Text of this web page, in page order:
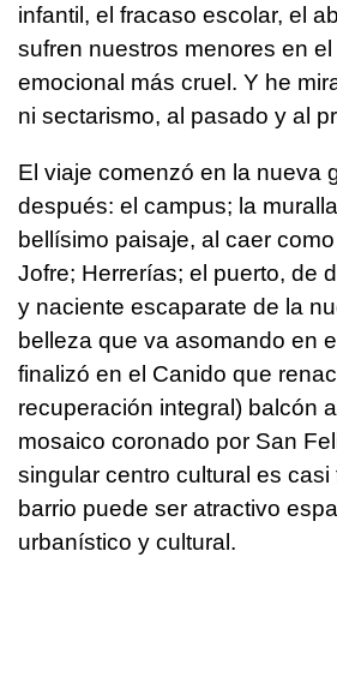
infantil, el fracaso escolar, el
sufren nuestros menores en el
emocional más cruel. Y he
ni sectarismo, al pasado y al
El viaje comenzó en la nueva
después: el campus; la
bellísimo paisaje, al caer
Jofre; Herrerías; el puerto, de
y naciente escaparate de la
belleza que va asomando en
finalizó en el Canido que
recuperación integral) balcón
mosaico coronado por San
singular centro cultural es casi
barrio puede ser atractivo
urbanístico y cultural.